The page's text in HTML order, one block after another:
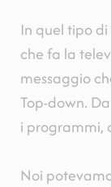
In quel tipo
che fa la
messaggio
Top-down.
i programmi,
Noi